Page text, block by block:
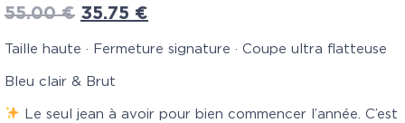
55.00€ 35.75 €
Taille haute · Fermeture signature · Coupe ultra flatteuse
Bleu clair & Brut
Le seul jean à avoir pour bien commencer l’année. C’est